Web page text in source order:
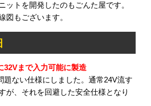
ットを開発したのもごんた屋です。
図もございます。
32Vまで入力可能に製造
題ない仕様にしました。通常24V流す
が、それを回避した安全仕様となり